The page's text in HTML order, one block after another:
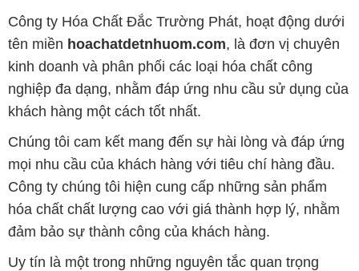
Công ty Hóa Chất Đắc Trường Phát, hoạt động dưới
tên miền hoachatdetnhuom.com, là đơn vị chuyên
kinh doanh và phân phối các loại hóa chất công
nghiệp đa dạng, nhằm đáp ứng nhu cầu sử dụng của
khách hàng một cách tốt nhất.
Chúng tôi cam kết mang đến sự hài lòng và đáp ứng
mọi nhu cầu của khách hàng với tiêu chí hàng đầu.
Công ty chúng tôi hiện cung cấp những sản phẩm
hóa chất chất lượng cao với giá thành hợp lý, nhằm
đảm bảo sự thành công của khách hàng.
Uy tín là một trong những nguyên tắc quan trọng